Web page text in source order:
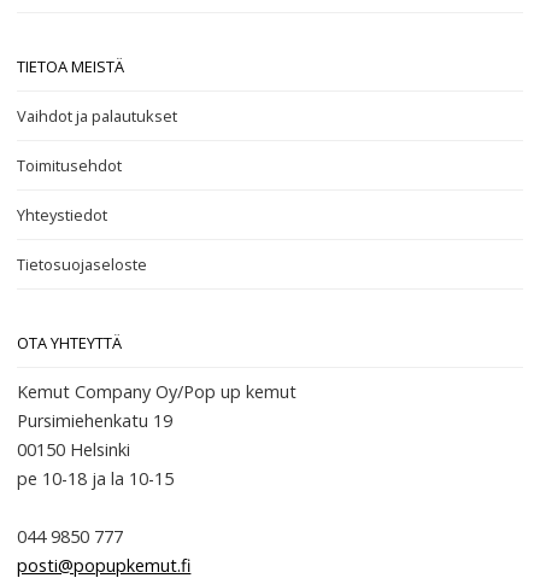
TIETOA MEISTÄ
Vaihdot ja palautukset
Toimitusehdot
Yhteystiedot
Tietosuojaseloste
OTA YHTEYTTÄ
Kemut Company Oy/Pop up kemut
Pursimiehenkatu 19
00150 Helsinki
pe 10-18 ja la 10-15
044 9850 777
posti@popupkemut.fi